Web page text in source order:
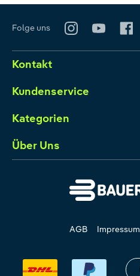
Folge uns
Kontakt
Kundenservice
Kategorien
Über Uns
AGB Impressum